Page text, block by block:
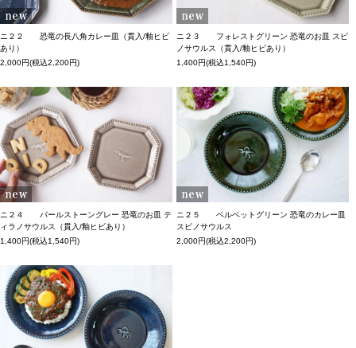
ニ２２ 恐竜の長八角カレー皿（貫入/釉ヒビ
あり）
2,000円(税込2,200円)
ニ２３ フォレストグリーン 恐竜のお皿 スピ
ノサウルス（貫入/釉ヒビあり）
1,400円(税込1,540円)
ニ２４ パールストーングレー 恐竜のお皿 テ
ィラノサウルス（貫入/釉ヒビあり）
1,400円(税込1,540円)
ニ２５ ベルベットグリーン 恐竜のカレー皿
スピノサウルス
2,000円(税込2,200円)